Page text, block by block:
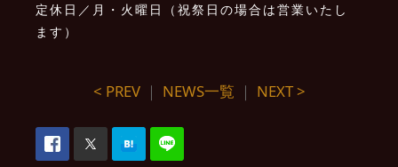
定休日／月・火曜日（祝祭日の場合は営業いたし
ます）
< PREV｜ NEWS一覧 ｜ NEXT >